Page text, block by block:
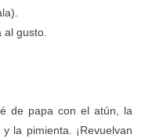
gusto.
papa con el atún, la
la pimienta. ¡Revuelvan